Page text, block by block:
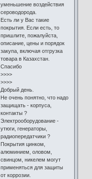
уменьшение воздействия
сероводорода.
Есть ли у Вас такие
покрытия. Если есть, то
пришлите, пожалуйста,
описание, цены и порядок
закупа, включая отгрузка
товара в Казахстан.
Спасибо
>>>>
>>>>
Добрый день.
Не очень понятно, что надо
защищать - корпуса,
контакты ?
Электрооборудование -
утюги, генераторы,
радиопередатчики ?
Покрытия цинком,
алюминием, оловом,
свинцом, никелем могут
применяться для защиты
от коррозии.